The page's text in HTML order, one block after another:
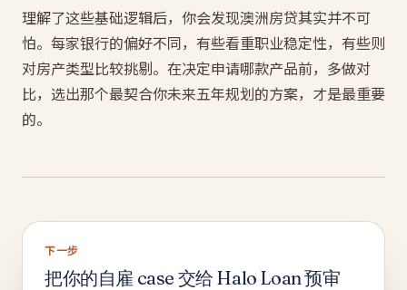
理解了这些基础逻辑后，你会发现澳洲房贷其实并不可
怕。每家银行的偏好不同，有些看重职业稳定性，有些则
对房产类型比较挑剔。在决定申请哪款产品前，多做对
比，选出那个最契合你未来五年规划的方案，才是最重要
的。
下一步
把你的自雇 case 交给 Halo Loan 预审